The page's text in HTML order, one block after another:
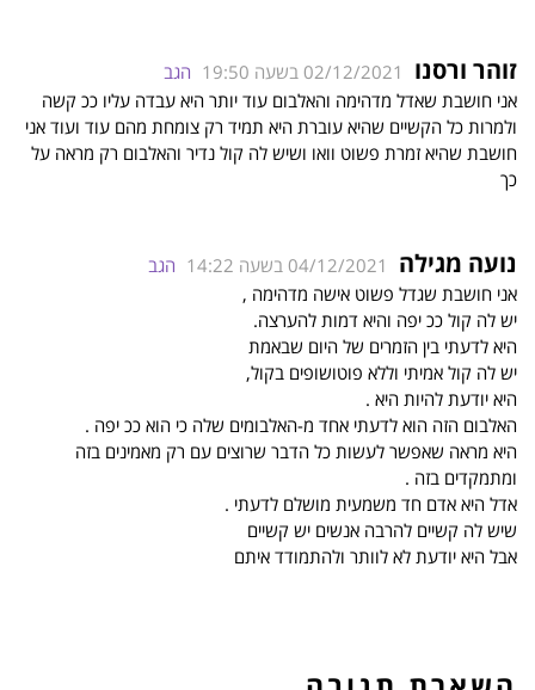
זוהר ורסנו 02/12/2021 בשעה 19:50
הגב
אני חושבת שאדל מדהימה והאלבום עוד יותר היא עבדה עליו ככ קשה
ולמרות כל הקשיים שהיא עוברת היא תמיד רק צומחת מהם עוד ועוד אני
חושבת שהיא זמרת פשוט וואו ושיש לה קול נדיר והאלבום רק מראה על
כך
נועה מגילה 04/12/2021 בשעה 14:22
הגב
אני חושבת שגדל פשוט אישה מדהימה ,
יש לה קול ככ יפה והיא דמות להערצה.
היא לדעתי בין הזמרים של היום שבאמת
יש לה קול אמיתי וללא פוטושופים בקול,
היא יודעת להיות היא .
האלבום הזה הוא לדעתי אחד מ-האלבומים שלה כי הוא ככ יפה .
היא מראה שאפשר לעשות כל הדבר שרוצים עם רק מאמינים בזה
ומתמקדים בזה .
אדל היא אדם חד משמעית מושלם לדעתי .
שיש לה קשיים להרבה אנשים יש קשיים
אבל היא יודעת לא לוותר ולהתמודד איתם